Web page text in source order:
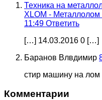
Техника на
XLOM - Металлолом
11:49 Ответить
[…] 14.03.2016 0 […]
Баранов Влвдимир
стир машину на лом
Комментарии